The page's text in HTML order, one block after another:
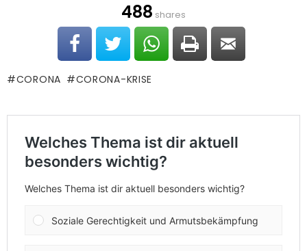
488 shares
CORONA CORONA-KRISE